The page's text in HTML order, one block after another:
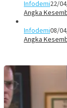
Infodemi22/
Angka
Infodemi08/
Angka